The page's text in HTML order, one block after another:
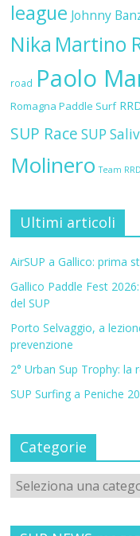
league Johnny
Nika Martino
road Paolo
Romagna Paddle Surf
SUP Race SUP
Molinero Team RRD
Ultimi articoli
AirSUP a Gallico: prima
Gallico Paddle Fest
del SUP
Porto Selvaggio, a
prevenzione
2° Urban Sup Trophy: la
SUP Surfing a Peniche
Categorie